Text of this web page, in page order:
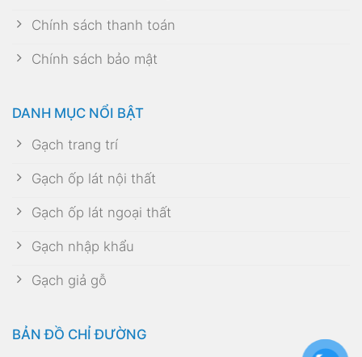
Chính sách thanh toán
Chính sách bảo mật
DANH MỤC NỔI BẬT
Gạch trang trí
Gạch ốp lát nội thất
Gạch ốp lát ngoại thất
Gạch nhập khẩu
Gạch giả gỗ
BẢN ĐỒ CHỈ ĐƯỜNG